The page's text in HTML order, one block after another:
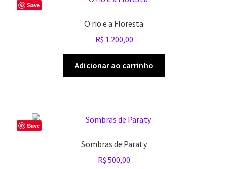
Save
O rio e a Floresta
R$ 1.200,00
Adicionar ao carrinho
Save
Sombras de Paraty
R$ 500,00